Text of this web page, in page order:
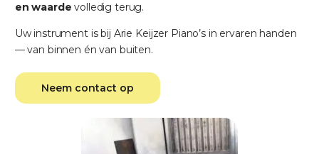
en waarde volledig terug.
Uw instrument is bij Arie Keijzer Piano’s in ervaren handen
— van binnen én van buiten.
Neem contact op